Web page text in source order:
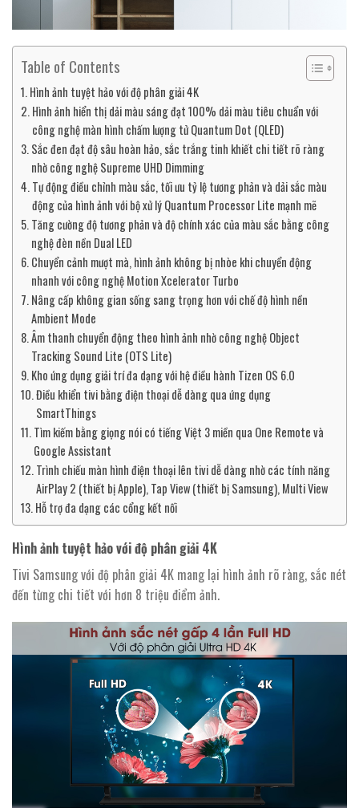
Table of Contents
Hình ảnh tuyệt hảo với độ phân giải 4K
Hình ảnh hiển thị dải màu sáng đạt 100% dải màu tiêu chuẩn với
công nghệ màn hình chấm lượng tử Quantum Dot (QLED)
Sắc đen đạt độ sâu hoàn hảo, sắc trắng tinh khiết chi tiết rõ ràng
nhờ công nghệ Supreme UHD Dimming
Tự động điều chỉnh màu sắc, tối ưu tỷ lệ tương phản và dải sắc màu
động của hình ảnh với bộ xử lý Quantum Processor Lite mạnh mẽ
Tăng cường độ tương phản và độ chính xác của màu sắc bằng công
nghệ đèn nền Dual LED
Chuyển cảnh mượt mà, hình ảnh không bị nhòe khi chuyển động
nhanh với công nghệ Motion Xcelerator Turbo
Nâng cấp không gian sống sang trọng hơn với chế độ hình nền
Ambient Mode
Âm thanh chuyển động theo hình ảnh nhờ công nghệ Object
Tracking Sound Lite (OTS Lite)
Kho ứng dụng giải trí đa dạng với hệ điều hành Tizen OS 6.0
Điều khiển tivi bằng điện thoại dễ dàng qua ứng dụng
SmartThings
Tìm kiếm bằng giọng nói có tiếng Việt 3 miền qua One Remote và
Google Assistant
Trình chiếu màn hình điện thoại lên tivi dễ dàng nhờ các tính năng
AirPlay 2 (thiết bị Apple), Tap View (thiết bị Samsung), Multi View
Hỗ trợ đa dạng các cổng kết nối
Hình ảnh tuyệt hảo với độ phân giải 4K
Tivi Samsung với độ phân giải 4K mang lại hình ảnh rõ ràng, sắc nét
đến từng chi tiết với hơn 8 triệu điểm ảnh.